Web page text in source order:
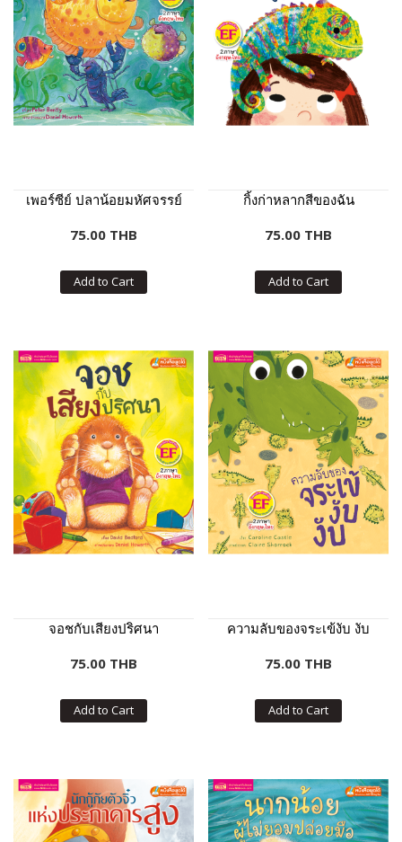
เพอร์ซีย์ ปลาน้อยมหัศจรรย์
75.00 THB
Add to Cart
กิ้งก่าหลากสีของฉัน
75.00 THB
Add to Cart
จอชกับเสียงปริศนา
75.00 THB
Add to Cart
ความลับของจระเข้งับ งับ
75.00 THB
Add to Cart